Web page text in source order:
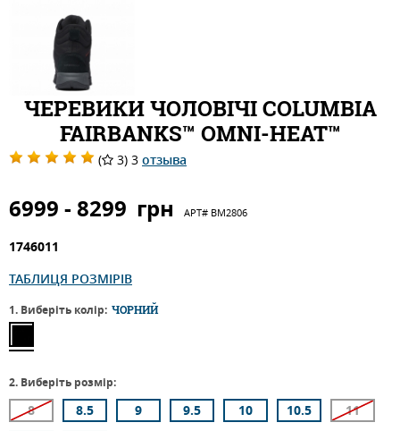
ЧЕРЕВИКИ ЧОЛОВІЧІ COLUMBIA
FAIRBANKS™ OMNI-HEAT™
( 3) 3 отзыва
6999 - 8299 грн АРТ# BM2806
1746011
ТАБЛИЦЯ РОЗМІРІВ
1. Виберіть колір: ЧОРНИЙ
2. Виберіть розмір:
8 8.5 9 9.5 10 10.5
11